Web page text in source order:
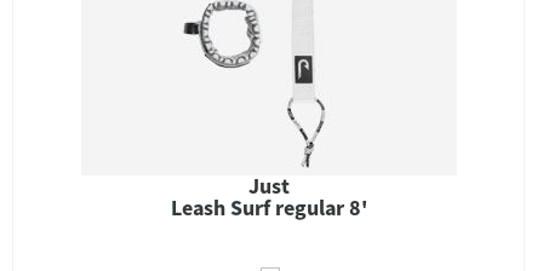
Just
Leash Surf regular 8'